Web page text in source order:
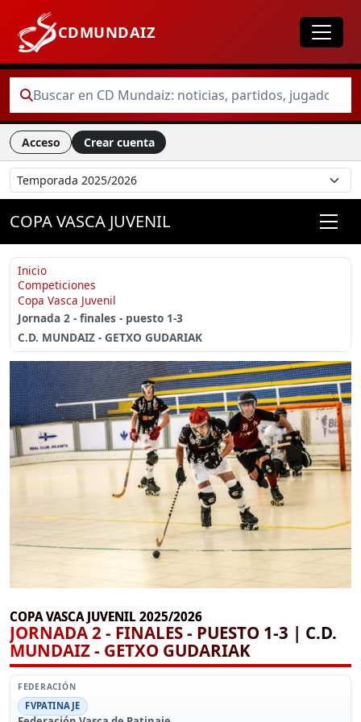
CDMUNDAIZ
Acceso Crear cuenta
COPA VASCA JUVENIL
Inicio
Competiciones
Copa Vasca Juvenil
Jornada 2 - finales - puesto 1-3
C.D. MUNDAIZ - GETXO GUDARIAK
COPA VASCA JUVENIL 2025/2026
JORNADA 2 - FINALES - PUESTO 1-3 | C.D.
MUNDAIZ - GETXO GUDARIAK
FEDERACIÓN
FVPATINAJE